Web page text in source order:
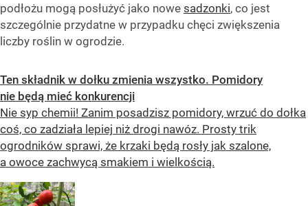
podłożu mogą posłużyć jako nowe sadzonki, co jest
szczególnie przydatne w przypadku chęci zwiększenia
liczby roślin w ogrodzie.
Ten składnik w dołku zmienia wszystko. Pomidory
nie będą mieć konkurencji
Nie syp chemii! Zanim posadzisz pomidory, wrzuć do dołka
coś, co zadziała lepiej niż drogi nawóz. Prosty trik
ogrodników sprawi, że krzaki będą rosły jak szalone,
a owoce zachwycą smakiem i wielkością.